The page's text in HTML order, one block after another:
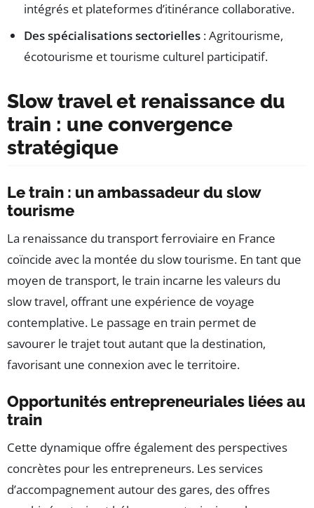
intégrés et plateformes d’itinérance collaborative.
Des spécialisations sectorielles : Agritourisme,
écotourisme et tourisme culturel participatif.
Slow travel et renaissance du
train : une convergence
stratégique
Le train : un ambassadeur du slow
tourisme
La renaissance du transport ferroviaire en France
coïncide avec la montée du slow tourisme. En tant que
moyen de transport, le train incarne les valeurs du
slow travel, offrant une expérience de voyage
contemplative. Le passage en train permet de
savourer le trajet tout autant que la destination,
favorisant une connexion avec le territoire.
Opportunités entrepreneuriales liées au
train
Cette dynamique offre également des perspectives
concrètes pour les entrepreneurs. Les services
d’accompagnement autour des gares, des offres